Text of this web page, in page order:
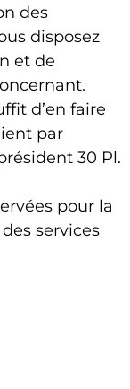
des
disposez
et de
d’en faire
par
30 Pl.
pour la
services